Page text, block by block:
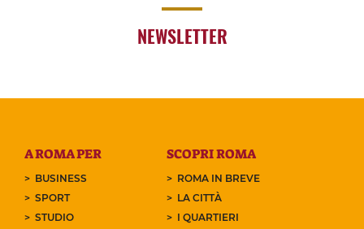
NEWSLETTER
A ROMA PER
BUSINESS
SPORT
STUDIO
SCOPRI ROMA
ROMA IN BREVE
LA CITTÀ
I QUARTIERI